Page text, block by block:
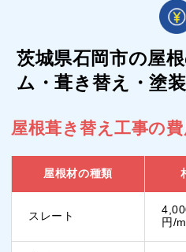
茨城県石岡市の屋
ム・葺き替え・塗
屋根葺き替え工事の
屋根材の種類
スレート
円/m